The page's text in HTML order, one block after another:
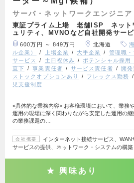
サーバ・ネットワークエンジニア
東証プライム上場 老舗ISP ネット
ュリティ、MVNOなど自社開発サー
600万円 ～ 849万円 北海道
ル企業）
上場企業 大手企業 管理職・
サービス
土日祝休み ポテンシャル採用
直下
事業責任者 サービス責任者 開発
ストックオプションあり
フレックス勤務
児支援制度
<具体的な業務内容> お客様環境において、業務
運用の現場に深く関わりながら安定した運用の
の業務課題の…
会社概要
インターネット接続サービス、
サービスの提供、ネットワーク・システムの構
興味あり